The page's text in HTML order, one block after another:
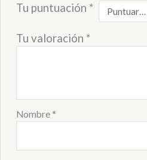
Tu puntuación *
Tu valoración *
Nombre *